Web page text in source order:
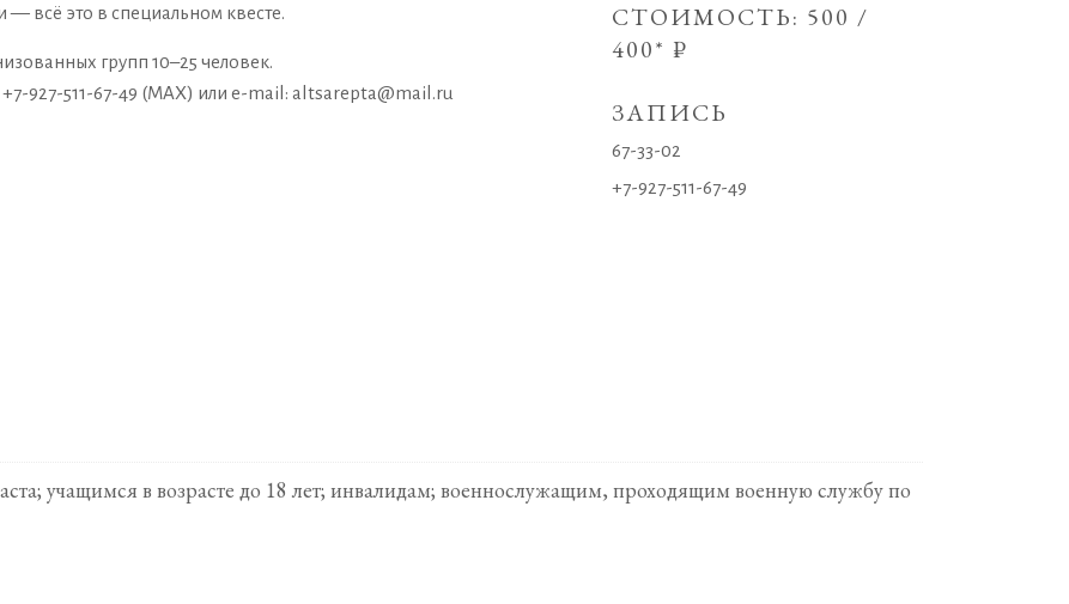
— всё это в специальном квесте.
групп 10–25 человек.
927-511-67-49 (MAX) или e-mail: altsarepta@mail.ru
СТОИМОСТЬ: 500 /
400* ₽
ЗАПИСЬ
67-33-02
+7-927-511-67-49
учащимся в возрасте до 18 лет; инвалидам; военнослужащим, проходящим военную службу по